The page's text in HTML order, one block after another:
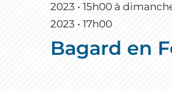
2023 • 15h00 à
2023 • 17h00
Bagard en